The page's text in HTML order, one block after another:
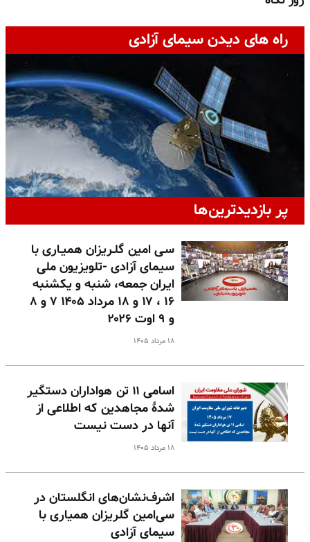
راه های دیدن سیمای آزادی
پر بازدیدترین‌ها
سـی امین گلـریزان همیـاری با
سیمای آزادی -تلویزیون ملی
ایران جمعه، شنبه و یکشنبه
۱۶ ، ۱۷ و ۱۸ مرداد ۱۴۰۵ ۷ و ۸
و ۹ اوت ۲۰۲۶
۱۸ مرداد ۱۴۰۵
اسامی ۱۱ تن هواداران دستگیر
شدهٔ مجاهدین که اطلاعی از
آنها در دست نیست
۱۸ مرداد ۱۴۰۵
اشرف‌نشان‌های انگلستان در
سی‌امین گلریزان همیاری با
سیمای آزادی